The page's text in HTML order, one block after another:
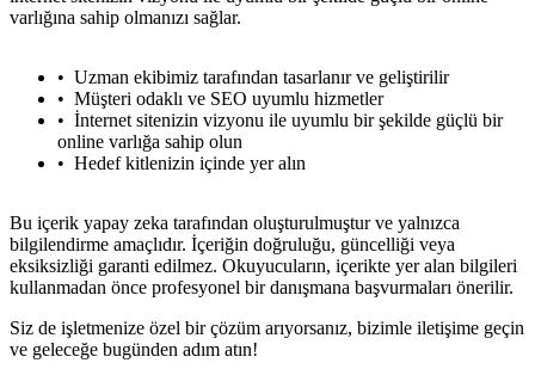
varlığına sahip olmanızı sağlar.
Uzman ekibimiz tarafından tasarlanır ve geliştirilir
Müşteri odaklı ve SEO uyumlu hizmetler
İnternet sitenizin vizyonu ile uyumlu bir şekilde güçlü bir
online varlığa sahip olun
Hedef kitlenizin içinde yer alın
Bu içerik yapay zeka tarafından oluşturulmuştur ve yalnızca
bilgilendirme amaçlıdır. İçeriğin doğruluğu, güncelliği veya
eksiksizliği garanti edilmez. Okuyucuların, içerikte yer alan bilgileri
kullanmadan önce profesyonel bir danışmana başvurmaları önerilir.
Siz de işletmenize özel bir çözüm arıyorsanız, bizimle iletişime geçin
ve geleceğe bugünden adım atın!